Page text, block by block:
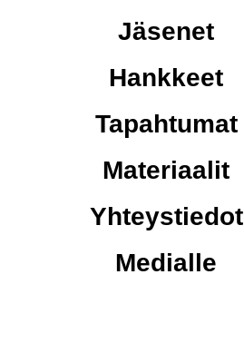
Jäsenet
Hankkeet
Tapahtumat
Materiaalit
Yhteystiedot
Medialle